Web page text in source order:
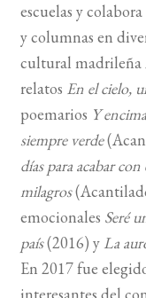
escuelas y
y columnas en
cultural madrileña
relatos En el cielo,
poemarios Y
siempre verde
días para acabar
milagros
emocionales Seré
país(2016) y La
En 2017 fue